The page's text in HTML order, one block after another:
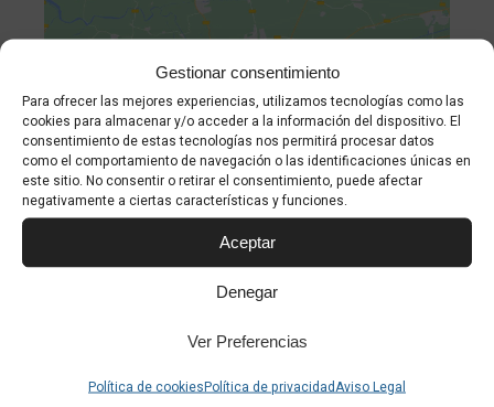
Gestionar consentimiento
Para ofrecer las mejores experiencias, utilizamos tecnologías como las
cookies para almacenar y/o acceder a la información del dispositivo. El
consentimiento de estas tecnologías nos permitirá procesar datos
como el comportamiento de navegación o las identificaciones únicas en
este sitio. No consentir o retirar el consentimiento, puede afectar
negativamente a ciertas características y funciones.
Aceptar
Denegar
Ver Preferencias
Política de cookiesPolítica de privacidadAviso Legal
RECINTO
Balazsi Gallery
Haz clic para aceptar cookies de marketing
y permitir este contenido